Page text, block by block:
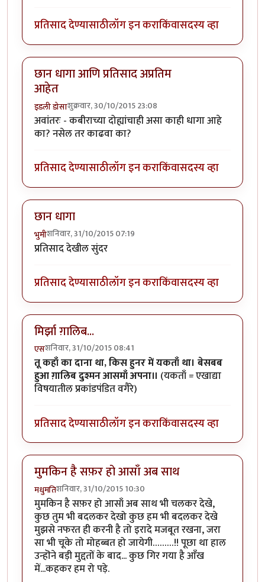
प्रतिसाद देण्यासाठीलॉग इन कराकिंवासदस्य व्हा
छान धागा आणि प्रतिसाद अप्रतिम
आहेत
इडली डोसाशुक्रवार, 30/10/2015 23:08
अवांतरः - कबीराच्या दोह्यांचाही असा काही धागा आहे
का? नसेल तर काढवा का?
प्रतिसाद देण्यासाठीलॉग इन कराकिंवासदस्य व्हा
छान धागा
भुमीशनिवार, 31/10/2015 07:19
प्रतिसाद देखील सुंदर
प्रतिसाद देण्यासाठीलॉग इन कराकिंवासदस्य व्हा
मिर्झा ग़ालिब...
एसशनिवार, 31/10/2015 08:41
तू कहाँ का दाना था, किस हुनर में यकताँ था। बेसबब
हुआ ग़ालिब दुश्मन आसमाँ अपना॥ (यकताँ = एखाद्या
विषयातील प्रकांडपंडित वगैरे)
प्रतिसाद देण्यासाठीलॉग इन कराकिंवासदस्य व्हा
मुमकिन है सफ़र हो आसाँ अब साथ
मधुमतिशनिवार, 31/10/2015 10:30
मुमकिन है सफ़र हो आसाँ अब साथ भी चलकर देखे,
कुछ तुम भी बदलकर देखो कुछ हम भी बदलकर देखे
मुझसे नफरत ही करनी है तो इरादे मजबूत रखना, जरा
सा भी चूके तो मोहब्बत हो जायेगी………!! पूछा था हाल
उन्हॊने बड़ी मुद्दतों के बाद... कुछ गिर गया है आँख
में...कहकर हम रो पड़े.